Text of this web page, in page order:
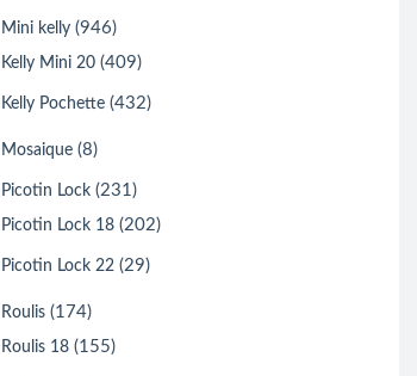
Mini kelly (946)
Kelly Mini 20 (409)
Kelly Pochette (432)
Mosaique (8)
Picotin Lock (231)
Picotin Lock 18 (202)
Picotin Lock 22 (29)
Roulis (174)
Roulis 18 (155)